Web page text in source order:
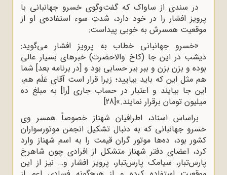
در سندی از ساواک که گفت‌وگوی خسرو جهانبانی با
پرویز افشار را در خود دارد، شدتِ سوء استفاده‌ی او از
موقعیت همسرش به خوبی پیداست:
«خسرو جهانبانی خطاب به پرویز افشار می‌گوید:
دیشب در این جا (کاخ والاحضرت) خبرهای بسیار عالی
بوده و بزن بزن و ببر ببر حسابی بود و [در برنامه بعد] شما
هم مثل این که باید بیایید؛ زیرا قرار است آقای عَلَم هم،
این جا بیایند و اعتبار در حساب جاری [را] به مبلغ ده
میلیون تومان برقرار نمایند.»[28]
براساس اسناد، اطرافیان شهناز خصوصاً همسر وی
خسرو جهانبانی که به‌ دنبال تشکیل انجمن موتورسواران
کشور بود، ده‌ها موتور گران ‌قیمت را به اسم شهناز وارد
کرد، اعضای دفتر شهناز متشکل از افرادی چون شاهرخ
پارس‌تبار، سیامک پارس‌تبار، پرویز افشار و… نیز از این